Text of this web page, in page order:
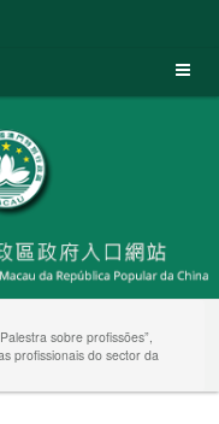
sobre profissões”,
profissionais do sector da